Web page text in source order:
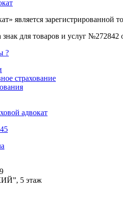
является
знак для товаров и услуг №272842
?
страхование
5 этаж